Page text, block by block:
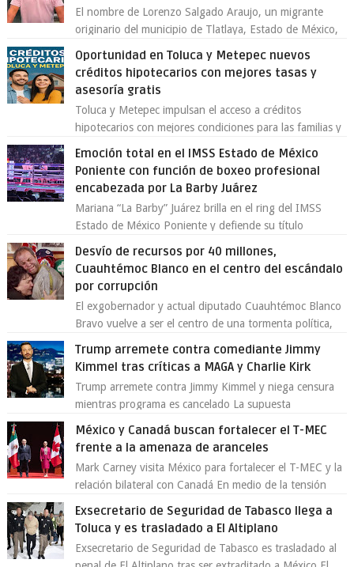
El nombre de Lorenzo Salgado Araujo, un migrante
originario del municipio de Tlatlaya, Estado de México,
Oportunidad en Toluca y Metepec nuevos
créditos hipotecarios con mejores tasas y
asesoría gratis
Toluca y Metepec impulsan el acceso a créditos
hipotecarios con mejores condiciones para las familias y
Emoción total en el IMSS Estado de México
Poniente con función de boxeo profesional
encabezada por La Barby Juárez
Mariana “La Barby” Juárez brilla en el ring del IMSS
Estado de México Poniente y defiende su título
Supergallo La Unidad Deportiva Cuauhtémo...
Desvío de recursos por 40 millones,
Cuauhtémoc Blanco en el centro del escándalo
por corrupción
El exgobernador y actual diputado Cuauhtémoc Blanco
Bravo vuelve a ser el centro de una tormenta política,
Trump arremete contra comediante Jimmy
Kimmel tras críticas a MAGA y Charlie Kirk
Trump arremete contra Jimmy Kimmel y niega censura
mientras programa es cancelado La supuesta
México y Canadá buscan fortalecer el T-MEC
frente a la amenaza de aranceles
Mark Carney visita México para fortalecer el T-MEC y la
relación bilateral con Canadá En medio de la tensión
Exsecretario de Seguridad de Tabasco llega a
Toluca y es trasladado a El Altiplano
Exsecretario de Seguridad de Tabasco es trasladado al